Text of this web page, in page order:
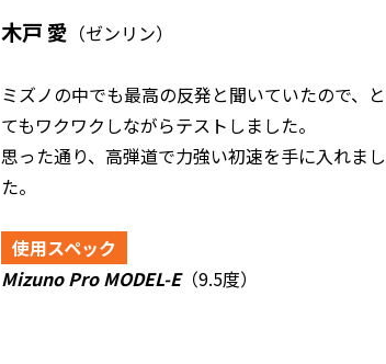
木戸 愛 （ゼンリン）
ミズノの中でも最高の反発と聞いていたので、と
てもワクワクしながらテストしました。
思った通り、高弾道で力強い初速を手に入れまし
た。
使用スペック
Mizuno Pro MODEL-E（9.5度）